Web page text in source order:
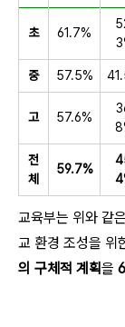
초 61.7%
중 57.5%
고 57.6%
전
체
59.7%
교육부는 위와 같은
교 환경 조성을 위
의 구체적 계획을